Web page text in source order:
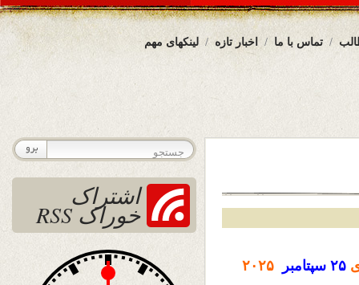
لینکهای مهم اخبار تازه تماس با ما
۲۵ سپتامبر ۲۰۲۵
اشتراک
خوراک RSS